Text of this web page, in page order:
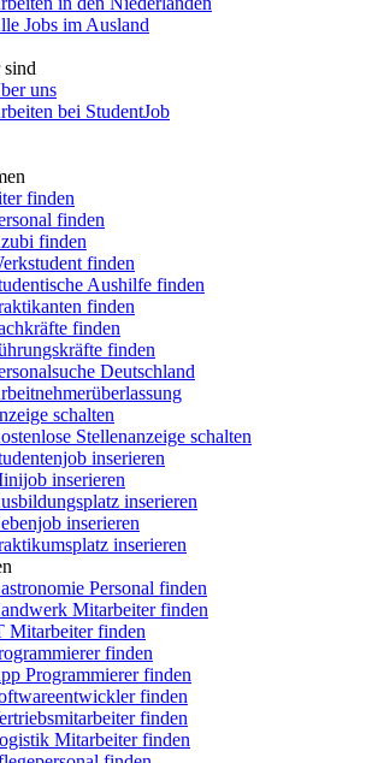
Jobs im Ausland
uns
bei StudentJob
finden
finden
finden
finden
Aushilfe finden
finden
finden
finden
Deutschland
schalten
Stellenanzeige schalten
inserieren
inserieren
inserieren
inserieren
inserieren
Personal finden
Mitarbeiter finden
Mitarbeiter finden
finden
Programmierer finden
finden
finden
Mitarbeiter finden